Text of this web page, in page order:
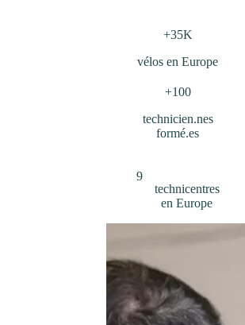
+35K
vélos en Europe
+100
technicien.nes
formé.es
9
technicentres
en Europe